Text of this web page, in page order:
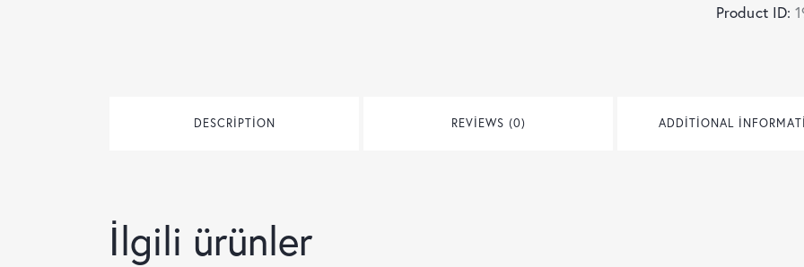
Product ID:
DESCRIPTION REVIEWS (0) ADDITIONAL
İlgili ürünler